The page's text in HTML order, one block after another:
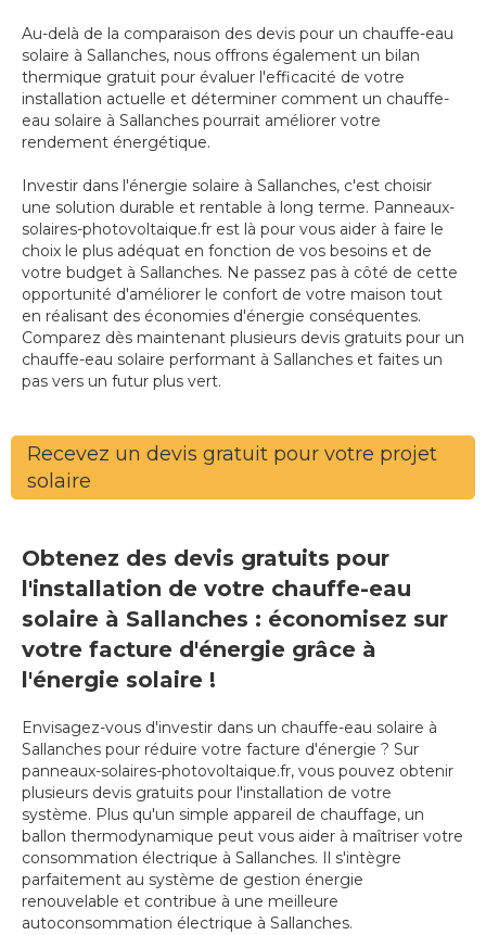
Au-delà de la comparaison des devis pour un chauffe-eau
solaire à Sallanches, nous offrons également un bilan
thermique gratuit pour évaluer l'efficacité de votre
installation actuelle et déterminer comment un chauffe-
eau solaire à Sallanches pourrait améliorer votre
rendement énergétique.
Investir dans l'énergie solaire à Sallanches, c'est choisir
une solution durable et rentable à long terme. Panneaux-
solaires-photovoltaique.fr est là pour vous aider à faire le
choix le plus adéquat en fonction de vos besoins et de
votre budget à Sallanches. Ne passez pas à côté de cette
opportunité d'améliorer le confort de votre maison tout
en réalisant des économies d'énergie conséquentes.
Comparez dès maintenant plusieurs devis gratuits pour un
chauffe-eau solaire performant à Sallanches et faites un
pas vers un futur plus vert.
Recevez un devis gratuit pour votre projet
solaire
Obtenez des devis gratuits pour
l'installation de votre chauffe-eau
solaire à Sallanches : économisez sur
votre facture d'énergie grâce à
l'énergie solaire !
Envisagez-vous d'investir dans un chauffe-eau solaire à
Sallanches pour réduire votre facture d'énergie ? Sur
panneaux-solaires-photovoltaique.fr, vous pouvez obtenir
plusieurs devis gratuits pour l'installation de votre
système. Plus qu'un simple appareil de chauffage, un
ballon thermodynamique peut vous aider à maîtriser votre
consommation électrique à Sallanches. Il s'intègre
parfaitement au système de gestion énergie
renouvelable et contribue à une meilleure
autoconsommation électrique à Sallanches.